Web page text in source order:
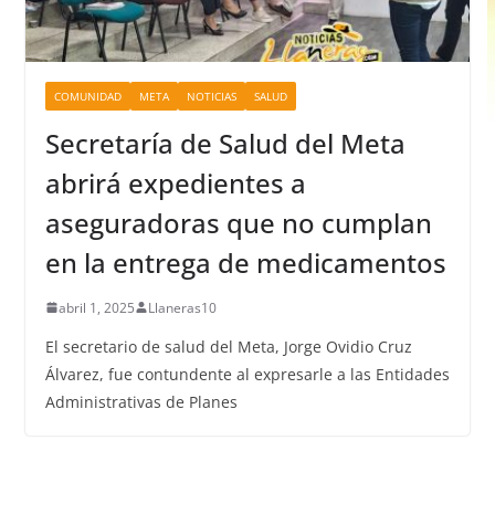
COMUNIDAD META NOTICIAS SALUD
Secretaría de Salud del Meta
abrirá expedientes a
aseguradoras que no cumplan
en la entrega de medicamentos
abril 1, 2025 Llaneras10
El secretario de salud del Meta, Jorge Ovidio Cruz
Álvarez, fue contundente al expresarle a las Entidades
Administrativas de Planes